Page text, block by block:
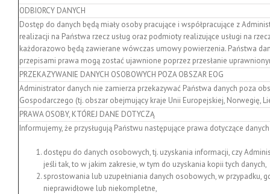
ODBIORCY DANYCH
Dostęp do danych będą miały osoby pracujące i współpracujące z
realizacji na Państwa rzecz usług oraz podmioty realizujące usługi na
każdorazowo będą zawierane wówczas umowy powierzenia. Państwa
przepisami prawa mogą zostać ujawnione poprzez przesłanie
PRZEKAZYWANIE DANYCH OSOBOWYCH POZA OBSZAR EOG
Administrator danych nie zamierza przekazywać Państwa danych poza
Gospodarczego (tj. obszar obejmujący kraje Unii Europejskiej, Norwegię,
PRAWA OSOBY, KTÓREJ DANE DOTYCZĄ
Informujemy, że przysługują Państwu następujące prawa dotyczące
dostępu do danych osobowych, tj. uzyskania informacji, czy
jeśli tak, to w jakim zakresie, w tym do uzyskania kopii tych danych,
sprostowania lub uzupełniania danych osobowych, w przypadku,
nieprawidłowe lub niekompletne,